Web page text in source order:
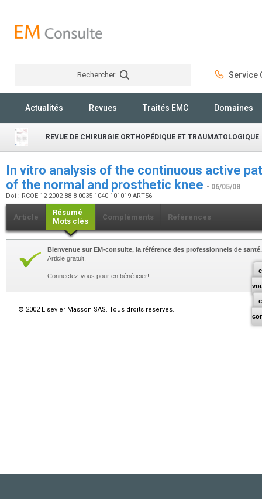
Rechercher Service
Actualités Revues Traités EMC Domaines
REVUE DE CHIRURGIE ORTHOPÉDIQUE ET TRAUMATOLOGIQUE
In vitro analysis of the continuous active
of the normal and prosthetic knee - 06/05/08
Doi : RCOE-12-2002-88-8-0035-1040-101019-ART56
Article
Résumé
Mots clés
Compléments Références
Bienvenue sur EM-consulte, la référence des professionnels de santé.
Article gratuit.
Connectez-vous pour en bénéficier!
© 2002 Elsevier Masson SAS. Tous droits réservés.